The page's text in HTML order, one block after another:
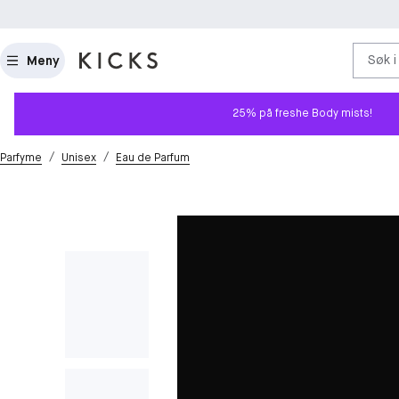
Meny Søk
25% på freshe Body mists!
Parfyme / Unisex / Eau de Parfum